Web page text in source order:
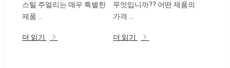
스틸 주얼리는 매우 특별한
제품 ...
더 읽기
무엇입니까?? 어떤 제품의
가격 ...
더 읽기